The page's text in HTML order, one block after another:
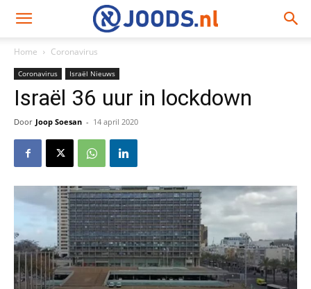
Home Coronavirus
Coronavirus Israël Nieuws
Israël 36 uur in lockdown
Door Joop Soesan - 14 april 2020